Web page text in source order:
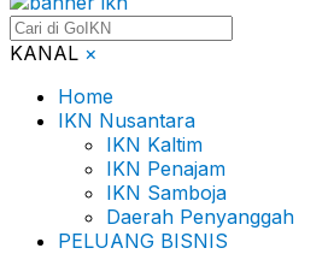
KANAL ×
Home
IKN Nusantara
IKN Kaltim
IKN Penajam
IKN Samboja
Daerah Penyanggah
PELUANG BISNIS